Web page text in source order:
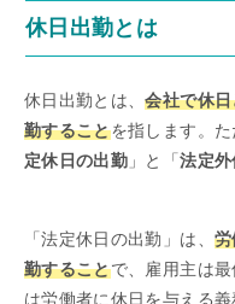
休日出勤とは
休日出勤とは、会社で休
勤することを指します。
定休日の出勤 」と「法定
「法定休日の出勤」は、 労
勤することで、雇用主は
は労働者に休日を与える義